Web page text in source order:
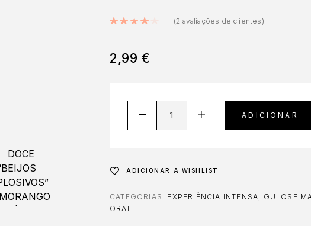
Classificado com4.00
(2 avaliações de clientes)
2,99€
ADICIONAR
ADICIONAR À WISHLIST
CATEGORIAS: EXPERIÊNCIA INTENSA,
ORAL